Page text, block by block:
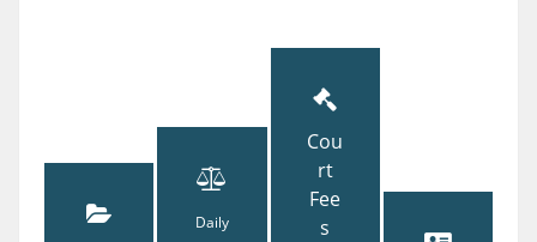
Daily
Cou
rt
Fee
s